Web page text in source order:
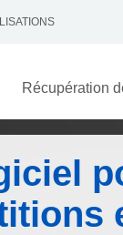
Récupération